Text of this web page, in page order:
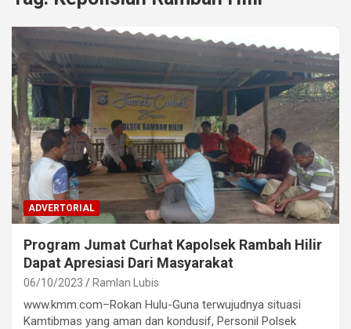
ADVERTORIAL
Program Jumat Curhat Kapolsek Rambah Hilir
Dapat Apresiasi Dari Masyarakat
06/10/2023 Ramlan Lubis
www.kmm.com–Rokan Hulu-Guna terwujudnya situasi
Kamtibmas yang aman dan kondusif, Personil Polsek